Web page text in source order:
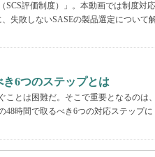
SCS評価制度）」。本動画では制度対応
失敗しないSASEの製品選定について
6つのステップとは
とは困難だ。そこで重要となるのは、
時間で取るべき6つの対応ステップに